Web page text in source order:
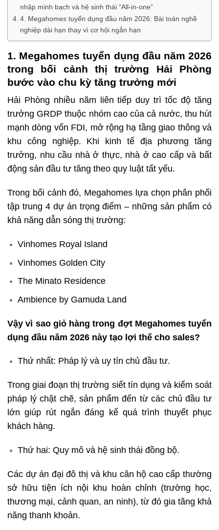
nhập minh bạch và hệ sinh thái “All-in-one”
4. Megahomes tuyển dụng đầu năm 2026: Bài toán nghề
nghiệp dài hạn thay vì cơ hội ngắn hạn
1. Megahomes tuyển dụng đầu năm 2026
trong bối cảnh thị trường Hải Phòng
bước vào chu kỳ tăng trưởng mới
Hải Phòng nhiều năm liên tiếp duy trì tốc độ tăng
trưởng GRDP thuộc nhóm cao của cả nước, thu hút
mạnh dòng vốn FDI, mở rộng hạ tầng giao thông và
khu công nghiệp. Khi kinh tế địa phương tăng
trưởng, nhu cầu nhà ở thực, nhà ở cao cấp và bất
động sản đầu tư tăng theo quy luật tất yếu.
Trong bối cảnh đó, Megahomes lựa chọn phân phối
tập trung 4 dự án trọng điểm – những sản phẩm có
khả năng dẫn sóng thị trường:
Vinhomes Royal Island
Vinhomes Golden City
The Minato Residence
Ambience by Gamuda Land
Vậy vì sao giỏ hàng trong đợt Megahomes tuyển
dụng đầu năm 2026 này tạo lợi thế cho sales?
Thứ nhất: Pháp lý và uy tín chủ đầu tư.
Trong giai đoạn thị trường siết tín dụng và kiểm soát
pháp lý chặt chẽ, sản phẩm đến từ các chủ đầu tư
lớn giúp rút ngắn đáng kể quá trình thuyết phục
khách hàng.
Thứ hai: Quy mô và hệ sinh thái đồng bộ.
Các dự án đại đô thị và khu căn hộ cao cấp thường
sở hữu tiện ích nội khu hoàn chỉnh (trường học,
thương mại, cảnh quan, an ninh), từ đó gia tăng khả
năng thanh khoản.